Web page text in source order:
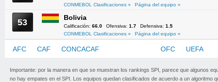
CONMEBOL Clasificaciones »
Página del equipo »
53 Bolivia
Calificación: 66.0 Ofensiva: 1.7 Defensiva: 1.5
CONMEBOL Clasificaciones »
Página del equipo »
AFC CAF CONCACAF OFC UEFA
Importante: por la manera en que se muestran los rankings SPI, parece que algunos
no hay empates en el SPI. Los equipos quedan clasificados de acuerdo a un algoritmo